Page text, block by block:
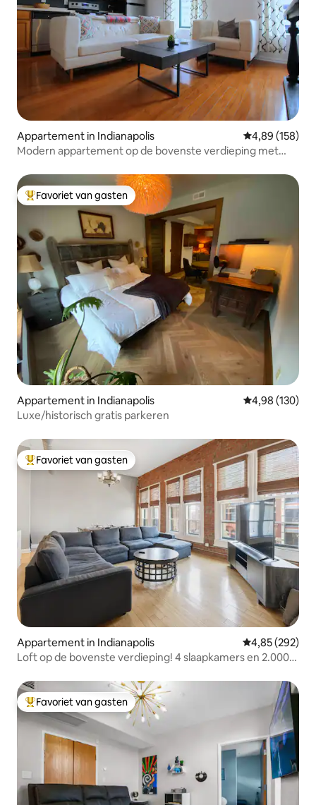
Appartement in Indianapolis Gemiddelde
4,89 (158)
Modern appartement op de bovenste verdieping met
Topfavoriet van gasten
Favoriet van gasten
Appartement in Indianapolis Gemiddelde
4,98 (130)
Luxe/historisch gratis parkeren
Topfavoriet van gasten
Favoriet van gasten
Appartement in Indianapolis Gemiddelde
4,85 (292)
Loft op de bovenste verdieping! 4 slaapkamers en 2.000
Topfavoriet van gasten
Favoriet van gasten